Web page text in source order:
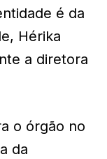
é da
Hérika
a diretora
o órgão no
da